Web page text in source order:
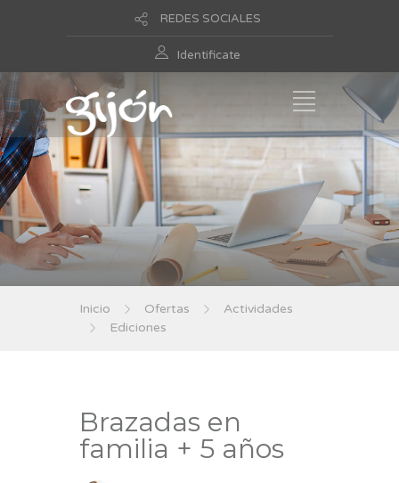
REDES SOCIALES
Identificate
Inicio Ofertas
Actividades
Ediciones
Brazadas en
familia + 5 años